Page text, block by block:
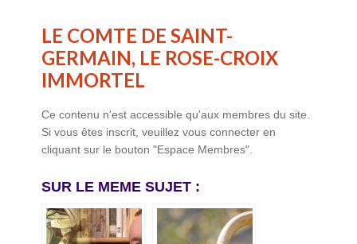
LE COMTE DE SAINT-
GERMAIN, LE ROSE-CROIX
IMMORTEL
Ce contenu n'est accessible qu'aux membres du site.
Si vous êtes inscrit, veuillez vous connecter en
cliquant sur le bouton "Espace Membres".
SUR LE MEME SUJET :